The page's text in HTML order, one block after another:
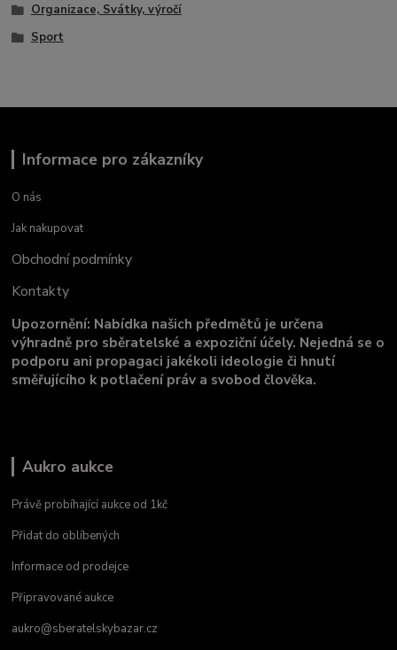
Organizace, Svátky, výročí
Sport
Informace pro zákazníky
O nás
Jak nakupovat
Obchodní podmínky
Kontakty
Upozornění: Nabídka našich předmětů je určena
výhradně pro sběratelské a expoziční účely. Nejedná se o
podporu ani propagaci jakékoli ideologie či hnutí
směřujícího k potlačení práv a svobod člověka.
Aukro aukce
Právě probíhající aukce od 1kč
Přidat do oblíbených
Informace od prodejce
Připravované aukce
aukro@sberatelskybazar.cz